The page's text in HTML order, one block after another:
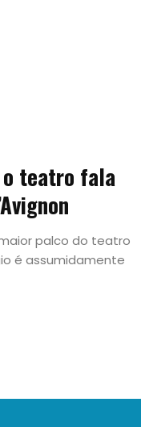
o teatro fala
maior palco do teatro
é assumidamente